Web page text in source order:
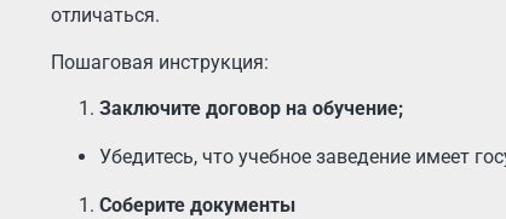
отличаться.
Пошаговая инструкция:
Заключите договор на обучение;
Убедитесь, что учебное заведение имеет
Соберите документы